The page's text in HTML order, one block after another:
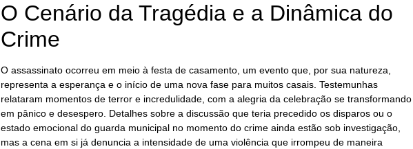
O Cenário da Tragédia e a Dinâmica do
Crime
O assassinato ocorreu em meio à festa de casamento, um evento que, por sua natureza,
representa a esperança e o início de uma nova fase para muitos casais. Testemunhas
relataram momentos de terror e incredulidade, com a alegria da celebração se transformando
em pânico e desespero. Detalhes sobre a discussão que teria precedido os disparos ou o
estado emocional do guarda municipal no momento do crime ainda estão sob investigação,
mas a cena em si já denuncia a intensidade de uma violência que irrompeu de maneira